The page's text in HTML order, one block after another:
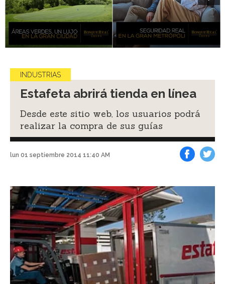
INDUSTRIAS
Estafeta abrirá tienda en línea
Desde este sitio web, los usuarios podrá
realizar la compra de sus guías
lun 01 septiembre 2014 11:40 AM